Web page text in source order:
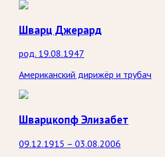
Шварц Джерард
род. 19.08.1947
Американский дирижёр и трубач
Шварцкопф Элизабет
09.12.1915 – 03.08.2006